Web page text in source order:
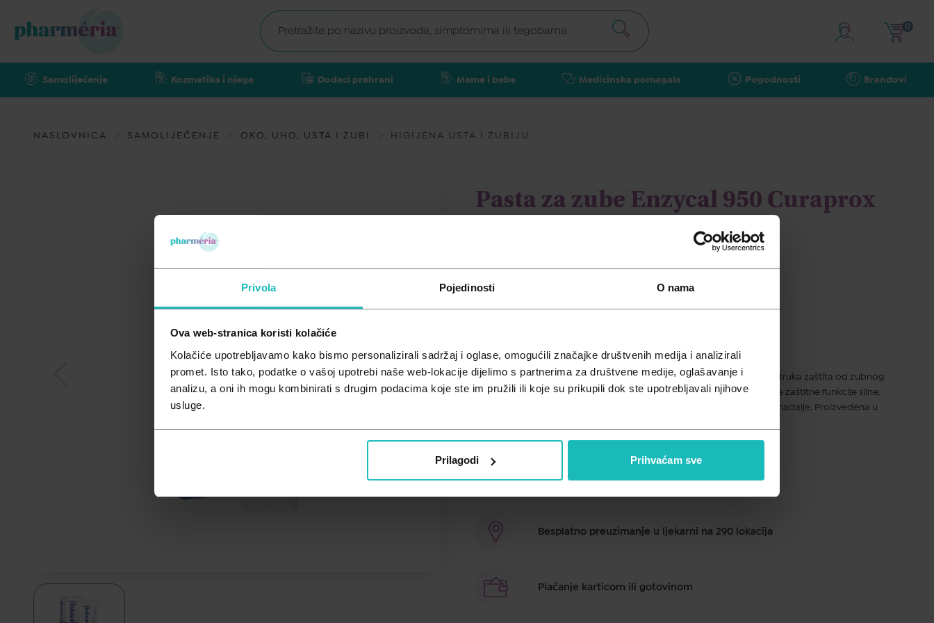
Privola Pojedinosti O nama
Ova web-stranica koristi kolačiće
Kolačiće upotrebljavamo kako bismo personalizirali sadržaj i oglase, omogućili značajke društvenih medija i analizirali
promet. Isto tako, podatke o vašoj upotrebi naše web-lokacije dijelimo s partnerima za društvene medije, oglašavanje i
analizu, a oni ih mogu kombinirati s drugim podacima koje ste im pružili ili koje su prikupili dok ste upotrebljavali njihove
usluge.
Prilagodi Prihvaćam sve
Samoliječenje Kozmetika i njega Dodaci prehrani Mame i bebe Medicinska pomagala Pogodnosti Brandovi
0
NASLOVNICA SAMOLIJEČENJE OKO, UHO, USTA I ZUBI HIGIJENA USTA I ZUBIJU
Pasta za zube Enzycal 950 Curaprox
8,33 €
Iznimno blaga. Normalna koncentracija natrij fluorida: 950 p.m. Dvostruka zaštita od zubnog
karijesa zahvaljujući natrij fluoridu i enzimima – za povećanje prirodne zaštitne funkcije sline.
RDA 30: vrlo nježna. Prikladna za cijelu obitelj – za djecu od 6 godina nadalje. Proizvedena u
Besplatno preuzimanje u ljekarni na 290 lokacija
Plaćanje karticom ili gotovinom